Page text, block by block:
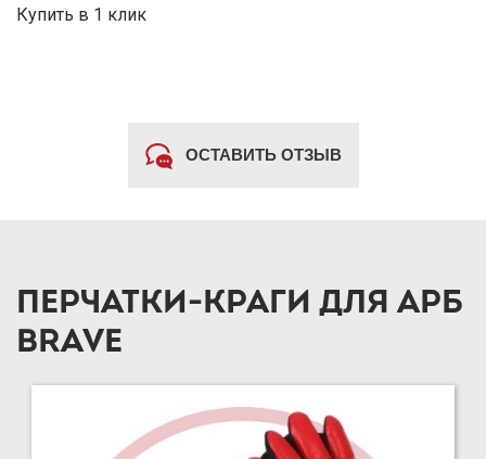
Купить в 1 клик
ОСТАВИТЬ ОТЗЫВ
ПЕРЧАТКИ-КРАГИ ДЛЯ АРБ
BRAVE